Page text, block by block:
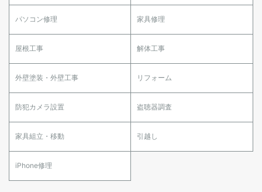
パソコン修理 家具修理
屋根工事 解体工事
外壁塗装・外壁工事 リフォーム
防犯カメラ設置 盗聴器調査
家具組立・移動 引越し
iPhone修理